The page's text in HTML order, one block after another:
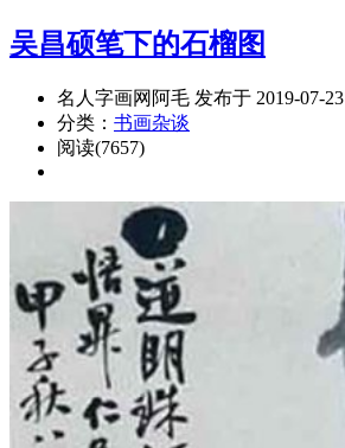
吴昌硕笔下的石榴图
名人字画网阿毛 发布于 2019-07-23
分类： 书画杂谈
阅读(7657)